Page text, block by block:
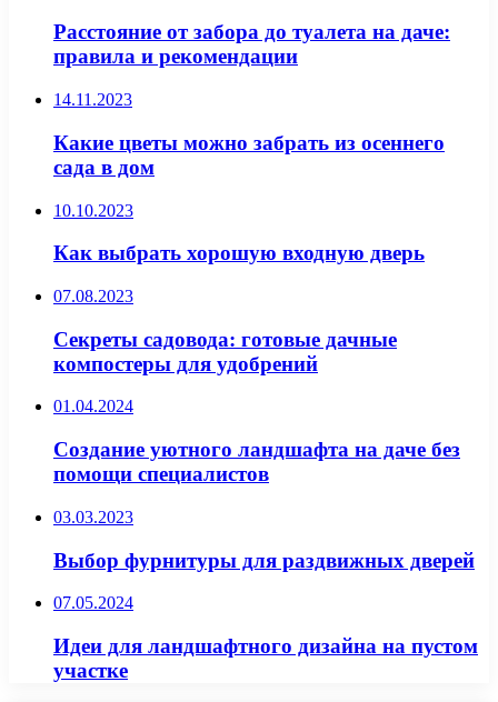
Расстояние от забора до туалета на даче:
правила и рекомендации
14.11.2023
Какие цветы можно забрать из осеннего
сада в дом
10.10.2023
Как выбрать хорошую входную дверь
07.08.2023
Секреты садовода: готовые дачные
компостеры для удобрений
01.04.2024
Создание уютного ландшафта на даче без
помощи специалистов
03.03.2023
Выбор фурнитуры для раздвижных дверей
07.05.2024
Идеи для ландшафтного дизайна на пустом
участке